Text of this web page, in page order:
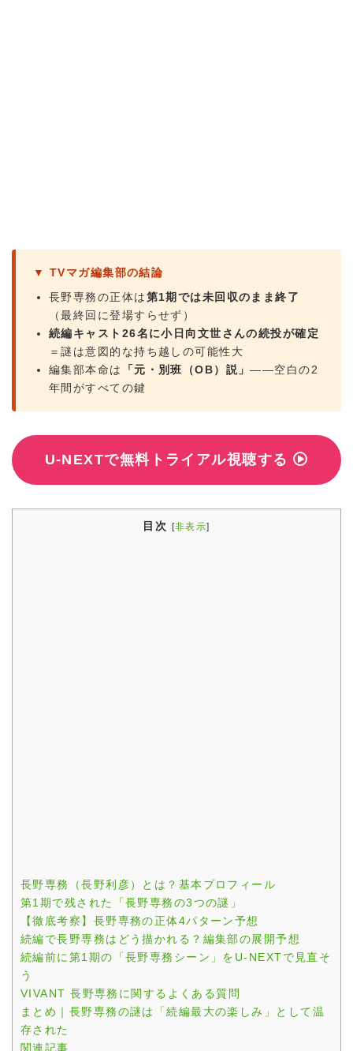
▼ TVマガ編集部の結論
長野専務の正体は第1期では未回収のまま終了
（最終回に登場すらせず）
続編キャスト26名に小日向文世さんの続投が確定
＝謎は意図的な持ち越しの可能性大
編集部本命は
「元・別班（OB）説」——空白の2
年間がすべての鍵
U-NEXTで無料トライアル視聴する
目次 [非表示]
長野専務（長野利彦）とは？基本プロフィール
第1期で残された「長野専務の3つの謎」
【徹底考察】長野専務の正体4パターン予想
続編で長野専務はどう描かれる？編集部の展開予想
続編前に第1期の「長野専務シーン」をU-NEXTで見直そ
う
VIVANT 長野専務に関するよくある質問
まとめ｜長野専務の謎は「続編最大の楽しみ」として温
存された
関連記事